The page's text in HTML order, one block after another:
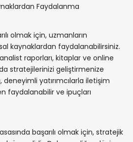
Faydalanma
olmak için, uzmanların
kaynaklardan faydalanabilirsiniz.
raporları, kitaplar ve online
stratejilerinizi geliştirmenize
deneyimli yatırımcılarla iletişim
faydalanabilir ve ipuçları
başarılı olmak için, stratejik